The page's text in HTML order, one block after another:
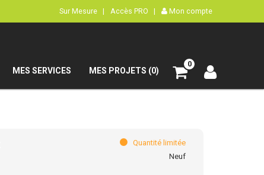
Sur Mesure | Accès PRO | Mon compte
MES SERVICES MES PROJETS (0)
0
Quantité limitée
Neuf